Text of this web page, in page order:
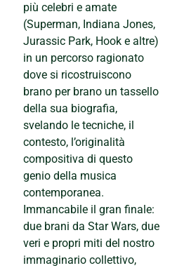
più celebri e amate
(Superman, Indiana Jones,
Jurassic Park, Hook e altre)
in un percorso ragionato
dove si ricostruiscono
brano per brano un tassello
della sua biografia,
svelando le tecniche, il
contesto, l’originalità
compositiva di questo
genio della musica
contemporanea.
Immancabile il gran finale:
due brani da Star Wars, due
veri e propri miti del nostro
immaginario collettivo,